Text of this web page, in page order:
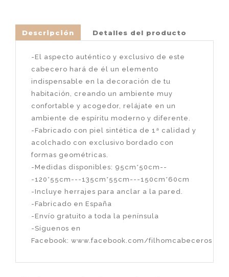
Descripción Detalles del producto
-El aspecto auténtico y exclusivo de este
cabecero hará de él un elemento
indispensable en la decoración de tu
habitación, creando un ambiente muy
confortable y acogedor, relájate en un
ambiente de espíritu moderno y diferente.
-Fabricado con piel sintética de 1ª calidad y
acolchado con exclusivo bordado con
formas geométricas.
-Medidas disponibles: 95cm*50cm--
-120*55cm---135cm*55cm---150cm*60cm
-Incluye herrajes para anclar a la pared.
-Fabricado en España
-Envío gratuito a toda la península
-Síguenos en
Facebook: www.facebook.com/filhomcabeceros